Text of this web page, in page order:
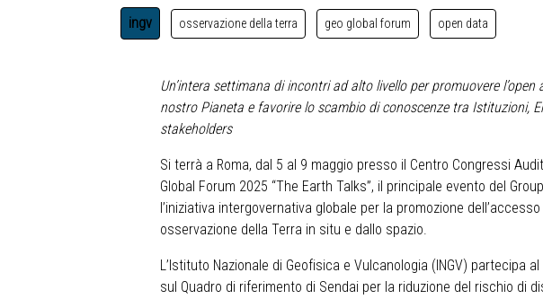
ingv osservazione della terra geo global forum open data
Un’intera settimana di incontri ad alto livello per promuovere
nostro Pianeta e favorire lo scambio di conoscenze tra Istituzioni,
stakeholders
Si terrà a Roma, dal 5 al 9 maggio presso il Centro Congressi
Global Forum 2025 “The Earth Talks”, il principale evento del
l’iniziativa intergovernativa globale per la promozione
osservazione della Terra in situ e dallo spazio.
L’Istituto Nazionale di Geofisica e Vulcanologia (INGV) partecipa
sul Quadro di riferimento di Sendai per la riduzione del rischio di